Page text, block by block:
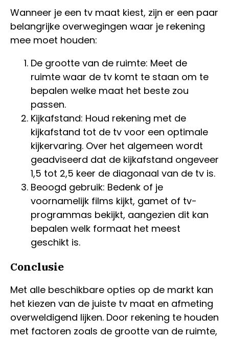
Wanneer je een tv maat kiest, zijn er een paar
belangrijke overwegingen waar je rekening
mee moet houden:
De grootte van de ruimte: Meet de
ruimte waar de tv komt te staan om te
bepalen welke maat het beste zou
passen.
Kijkafstand: Houd rekening met de
kijkafstand tot de tv voor een optimale
kijkervaring. Over het algemeen wordt
geadviseerd dat de kijkafstand ongeveer
1,5 tot 2,5 keer de diagonaal van de tv is.
Beoogd gebruik: Bedenk of je
voornamelijk films kijkt, gamet of tv-
programmas bekijkt, aangezien dit kan
bepalen welk formaat het meest
geschikt is.
Conclusie
Met alle beschikbare opties op de markt kan
het kiezen van de juiste tv maat en afmeting
overweldigend lijken. Door rekening te houden
met factoren zoals de grootte van de ruimte,